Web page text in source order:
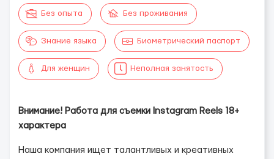
Без опыта Без проживания
Знание языка Биометрический паспорт
Для женщин Неполная занятость
Внимание! Работа для съемки Instagram Reels 18+
характера
Наша компания ищет талантливых и креативных